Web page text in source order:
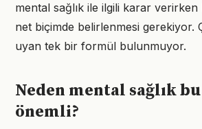
mental sağlık ile ilgili karar verirken
net biçimde belirlenmesi gerekiyor.
uyan tek bir formül bulunmuyor.
Neden mental sağlık
önemli?